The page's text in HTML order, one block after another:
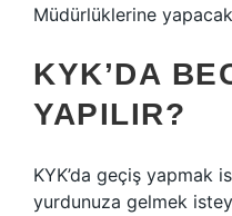
Müdürlüklerine
KYK’DA
YAPILIR?
KYK’da geçiş yapmak
yurdunuza gelmek